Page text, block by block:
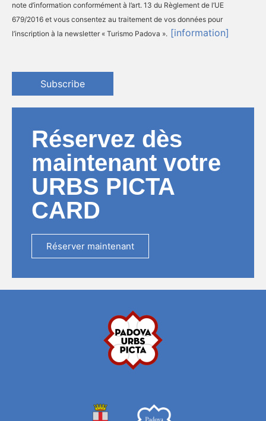
note d’information conformément à l’art. 13 du Règlement de l’UE
679/2016 et vous consentez au traitement de vos données pour
l’inscription à la newsletter « Turismo Padova ». [information]
Subscribe
Réservez dès
maintenant votre
URBS PICTA
CARD
Réserver maintenant